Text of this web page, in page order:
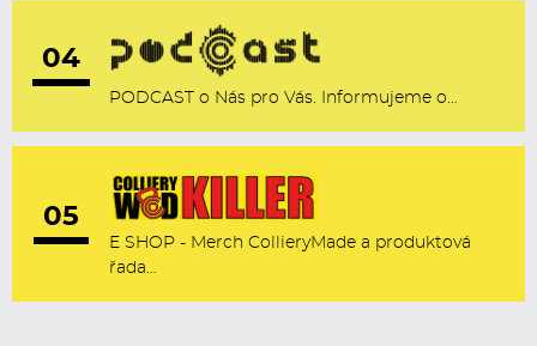
04
PODCAST o Nás pro Vás. Informujeme o…
05
E SHOP - Merch CollieryMade a produktová
řada…